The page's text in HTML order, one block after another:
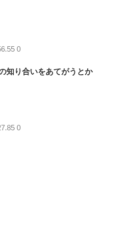
0
知り合いをあてがうとか
0